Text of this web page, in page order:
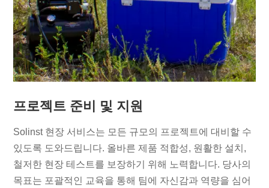
프로젝트 준비 및 지원
Solinst 현장 서비스는 모든 규모의 프로젝트에 대비할 수
있도록 도와드립니다. 올바른 제품 적합성, 원활한 설치,
철저한 현장 테스트를 보장하기 위해 노력합니다. 당사의
목표는 포괄적인 교육을 통해 팀에 자신감과 역량을 심어